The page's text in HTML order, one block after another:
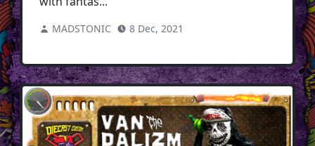
MADSTONIC 8 Dec, 2021